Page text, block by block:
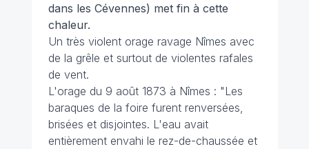
dans les Cévennes) met fin à cette
chaleur.
Un très violent orage ravage Nîmes avec
de la grêle et surtout de violentes rafales
de vent.
L'orage du 9 août 1873 à Nîmes : "Les
baraques de la foire furent renversées,
brisées et disjointes. L'eau avait
entièrement envahi le rez-de-chaussée et